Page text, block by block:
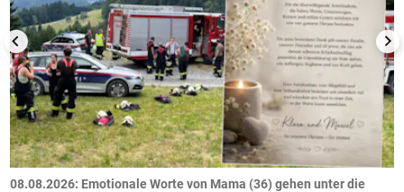
08.08.2026: Emotionale Worte von Mama (36) gehen unter die